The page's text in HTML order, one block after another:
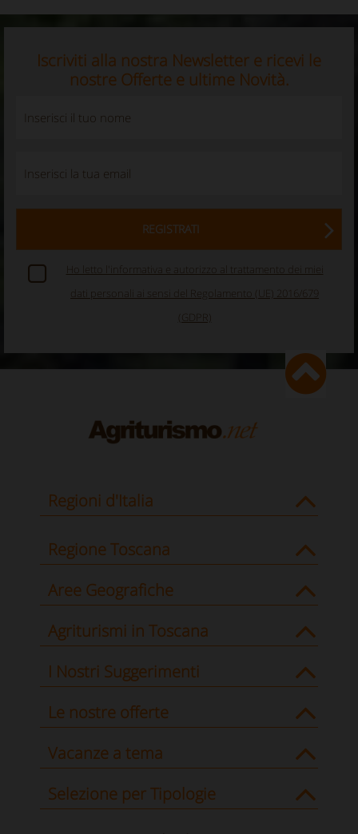
Iscriviti alla nostra Newsletter e ricevi le
nostre Offerte e ultime Novità.
REGISTRATI
Ho letto l'informativa e autorizzo al trattamento dei miei
dati personali ai sensi del Regolamento (UE) 2016/679
Regioni d'Italia
Regione Toscana
Aree Geografiche
Agriturismi in Toscana
I Nostri Suggerimenti
Le nostre offerte
Vacanze a tema
Selezione per Tipologie